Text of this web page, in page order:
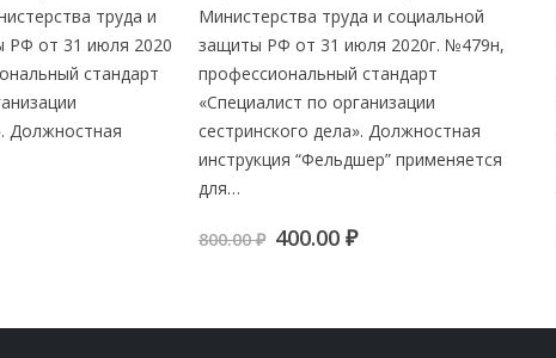
труда и
РФ от 31 июля 2020
стандарт
Должностная
Министерства труда и социальной
защиты РФ от 31 июля 2020г. №479н,
профессиональный стандарт
«Специалист по организации
сестринского дела». Должностная
инструкция “Фельдшер” применяется
для…
800.00₽ Первоначальная
400.00₽Текущая